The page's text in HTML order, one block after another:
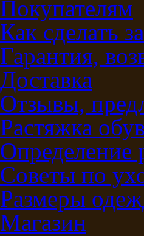
Покупателям
Как сделать
Гарантия,
Доставка
Отзывы,
Растяжка
Определение
Советы по
Размеры
Магазин